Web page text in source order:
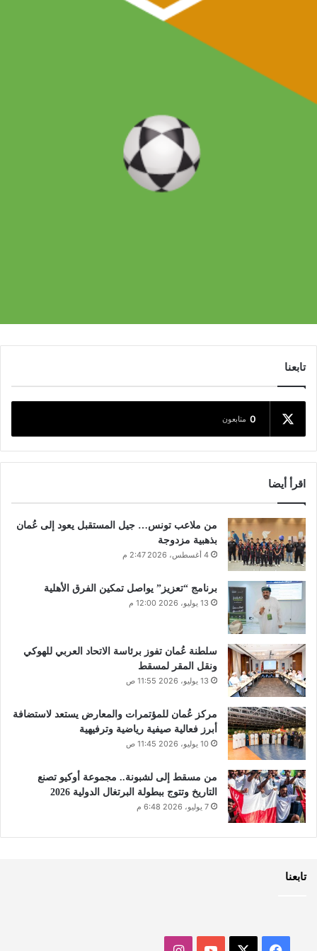
تابعنا
0 متابعون
اقرأ أيضا
من ملاعب تونس… جيل المستقبل يعود إلى عُمان
بذهبية مزدوجة
4 أغسطس، 2026 2:47 م
برنامج “تعزيز” يواصل تمكين الفرق الأهلية
13 يوليو، 2026 12:00 م
سلطنة عُمان تفوز برئاسة الاتحاد العربي للهوكي
ونقل المقر لمسقط
13 يوليو، 2026 11:55 ص
مركز عُمان للمؤتمرات والمعارض يستعد لاستضافة
أبرز فعالية صيفية رياضية وترفيهية
10 يوليو، 2026 11:45 ص
من مسقط إلى لشبونة.. مجموعة أوكيو تصنع
التاريخ وتتوج ببطولة البرتغال الدولية 2026
7 يوليو، 2026 6:48 م
تابعنا